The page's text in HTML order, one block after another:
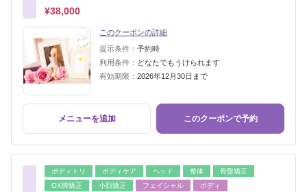
¥38,000
このクーポンの詳細
提示条件： 予約時
利用条件： どなたでもうけられます
有効期限： 2026年12月30日まで
メニューを追加 このクーポンで予約
ボディトリ ボディケア ヘッド 整体
骨盤矯正
OX脚矯正
小顔矯正 フェイシャル
ボディ